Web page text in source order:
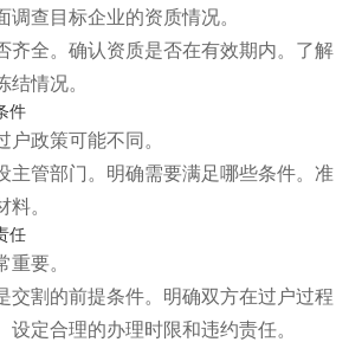
查目标企业的资质情况。
齐全。确认资质是否在有效期内。了解
情况。
件
政策可能不同。
主管部门。明确需要满足哪些条件。准
。
任
要。
交割的前提条件。明确双方在过户过程
设定合理的办理时限和违约责任。